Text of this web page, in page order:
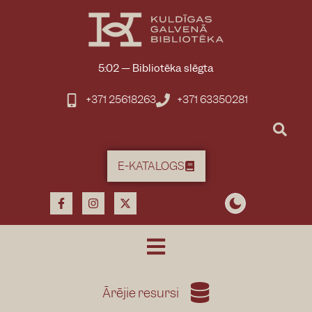
5:02— Bibliotēka slēgta
+371 25618263 +371 63350281
E-KATALOGS
Ārējie resursi